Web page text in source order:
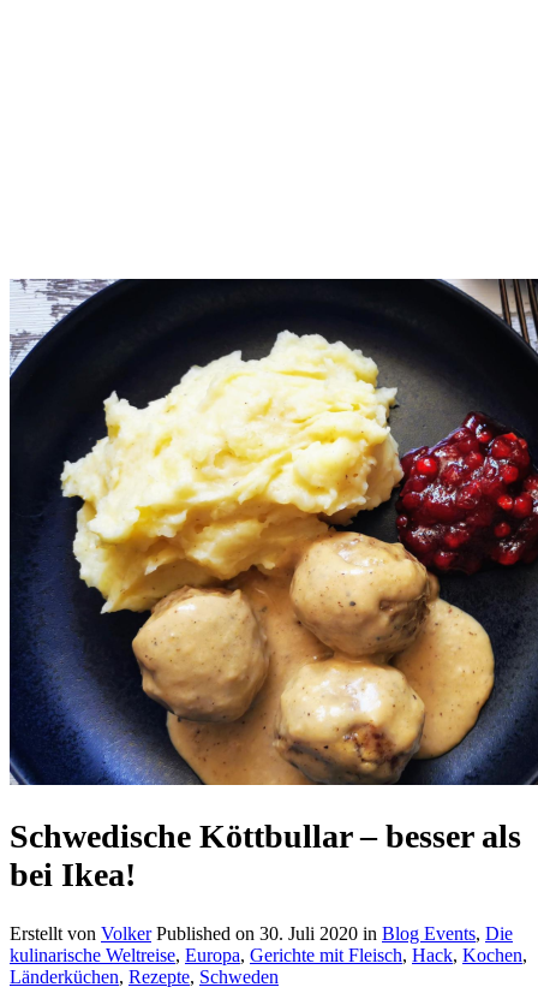
Schwedische Köttbullar – besser als
bei Ikea!
Erstellt von Volker Published on 30. Juli 2020 in Blog Events, Die
kulinarische Weltreise, Europa, Gerichte mit Fleisch, Hack, Kochen,
Länderküchen, Rezepte, Schweden